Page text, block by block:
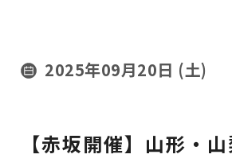
2025年09月20日 (土)
【赤坂開催】山形・